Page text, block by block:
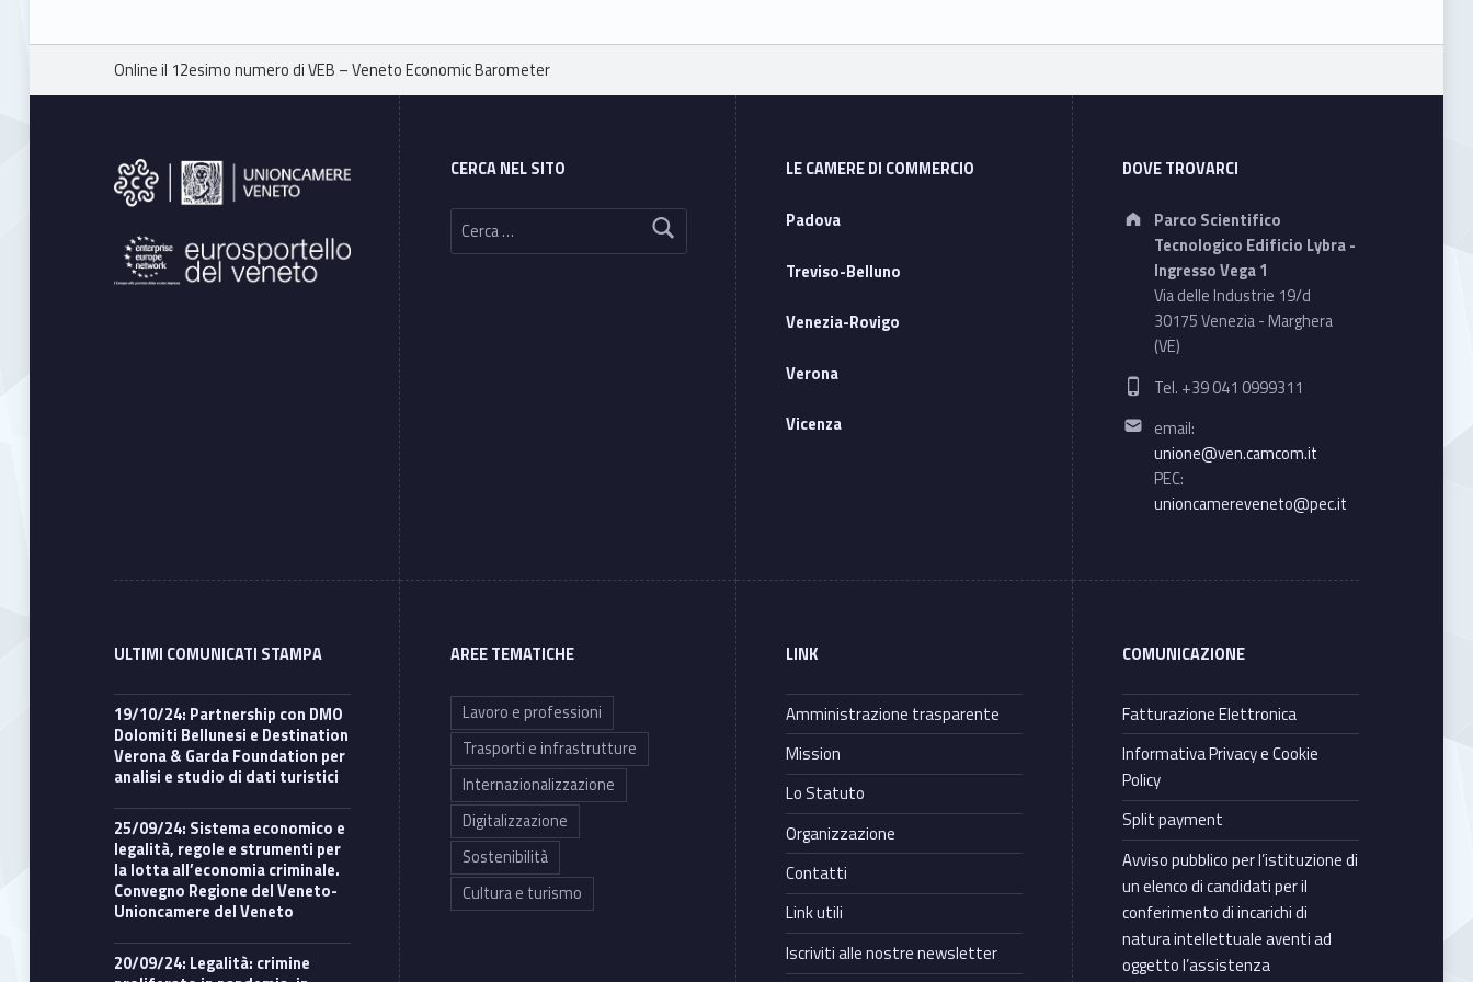
Breadcrumbs navigation
Online il 12esimo numero di VEB – Veneto Economic Barometer
Footer sidebar
CERCA NEL SITO
Ricerca per:
LE CAMERE DI COMMERCIO
Padova
Treviso-Belluno
Venezia-Rovigo
Verona
Vicenza
DOVE TROVARCI
Address:
Parco Scientifico
Tecnologico Edificio Lybra -
Ingresso Vega 1
Via delle Industrie 19/d
30175 Venezia - Marghera
(VE)
Phone number:
Tel. +39 041 0999311
Email address:
email:
unione@ven.camcom.it
PEC:
unioncamereveneto@pec.it
ULTIMI COMUNICATI STAMPA
19/10/24: Partnership con DMO
Dolomiti Bellunesi e Destination
Verona & Garda Foundation per
analisi e studio di dati turistici
25/09/24: Sistema economico e
legalità, regole e strumenti per
la lotta all’economia criminale.
Convegno Regione del Veneto-
Unioncamere del Veneto
20/09/24: Legalità: crimine
AREE TEMATICHE
Lavoro e professioni
Trasporti e infrastrutture
Internazionalizzazione
Digitalizzazione
Sostenibilità
Cultura e turismo
LINK
Amministrazione trasparente
Mission
Lo Statuto
Organizzazione
Contatti
Link utili
Iscriviti alle nostre newsletter
COMUNICAZIONE
Fatturazione Elettronica
Informativa Privacy e Cookie
Policy
Split payment
Avviso pubblico per l’istituzione di
un elenco di candidati per il
conferimento di incarichi di
natura intellettuale aventi ad
oggetto l’assistenza